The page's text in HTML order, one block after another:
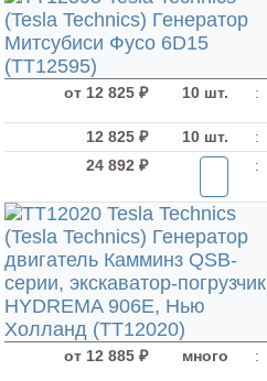
от 12 825 ₽ 10 шт. :
12 825 ₽ 10 шт. :
24 892 ₽
:
от 12 885 ₽ много :